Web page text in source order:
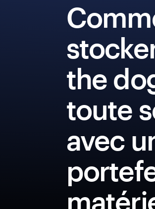
the
toute
avec